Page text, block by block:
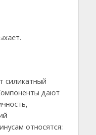
силикатный
дают
относятся: